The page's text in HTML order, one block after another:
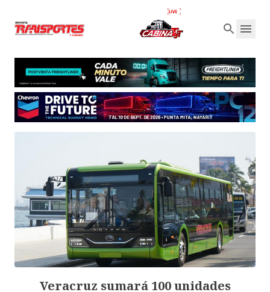
Veracruz sumará 100 unidades